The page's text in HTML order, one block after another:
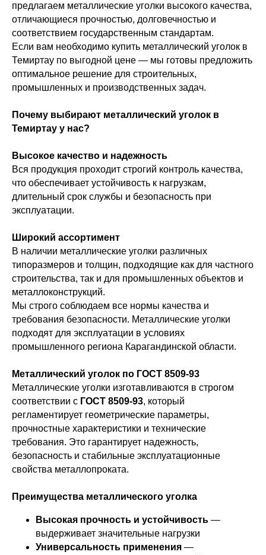
предлагаем металлические уголки высокого качества,
отличающиеся прочностью, долговечностью и
соответствием государственным стандартам.
Если вам необходимо купить металлический уголок в
Темиртау по выгодной цене — мы готовы предложить
оптимальное решение для строительных,
промышленных и производственных задач.
Почему выбирают металлический уголок в
Темиртау у нас?
Высокое качество и надежность
Вся продукция проходит строгий контроль качества,
что обеспечивает устойчивость к нагрузкам,
длительный срок службы и безопасность при
эксплуатации.
Широкий ассортимент
В наличии металлические уголки различных
типоразмеров и толщин, подходящие как для частного
строительства, так и для промышленных объектов и
металлоконструкций.
Мы строго соблюдаем все нормы качества и
требования безопасности. Металлические уголки
подходят для эксплуатации в условиях
промышленного региона Карагандинской области.
Металлический уголок по ГОСТ 8509-93
Металлические уголки изготавливаются в строгом
соответствии с ГОСТ 8509-93, который
регламентирует геометрические параметры,
прочностные характеристики и технические
требования. Это гарантирует надежность,
безопасность и стабильные эксплуатационные
свойства металлопроката.
Преимущества металлического уголка
Высокая прочность и устойчивость —
выдерживает значительные нагрузки
Универсальность применения —